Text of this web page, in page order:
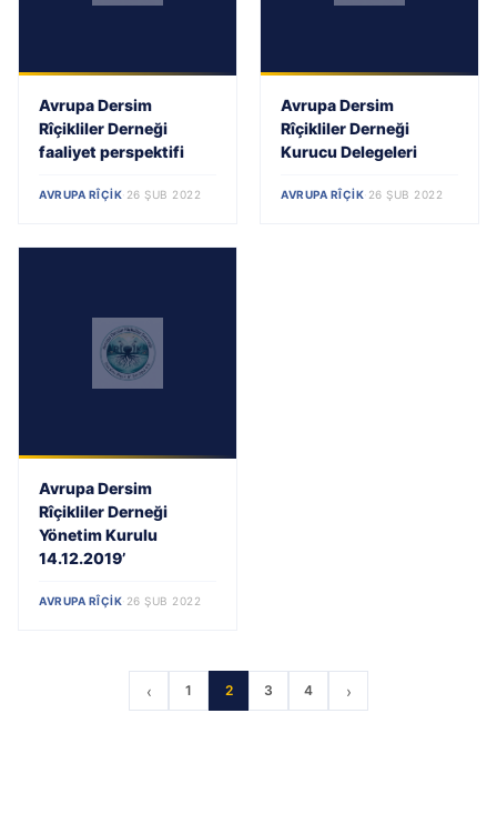
Avrupa Dersim
Rîçikliler Derneği
faaliyet perspektifi
AVRUPA RÎÇIK 26 ŞUB 2022
Avrupa Dersim
Rîçikliler Derneği
Kurucu Delegeleri
AVRUPA RÎÇIK 26 ŞUB 2022
Avrupa Dersim
Rîçikliler Derneği
Yönetim Kurulu
14.12.2019’
AVRUPA RÎÇIK 26 ŞUB 2022
‹ 1 2 3 4 ›